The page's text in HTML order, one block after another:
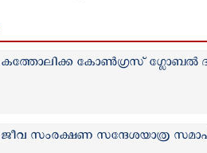
കത്തോലിക്ക കോൺഗ്രസ് ഗ്ലോബൽ
ജീവ സംരക്ഷണ സന്ദേശയാത്ര